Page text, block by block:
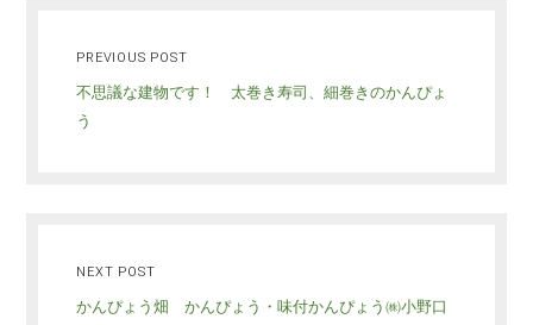
PREVIOUS POST
不思議な建物です！ 太巻き寿司、細巻きのかんぴょ
う
NEXT POST
かんぴょう畑 かんぴょう・味付かんぴょう㈱小野口